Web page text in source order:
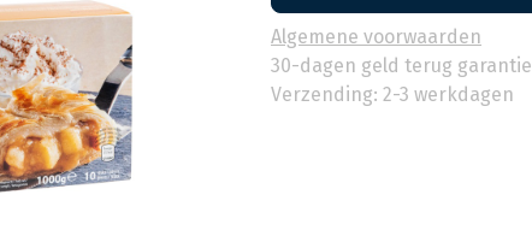
Algemene voorwaarden
30-dagen geld terug garantie
Verzending: 2-3 werkdagen